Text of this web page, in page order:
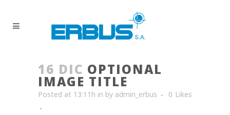
16 DIC OPTIONAL
IMAGE TITLE
Posted at 13:11h in by admin_erbus 0 Likes